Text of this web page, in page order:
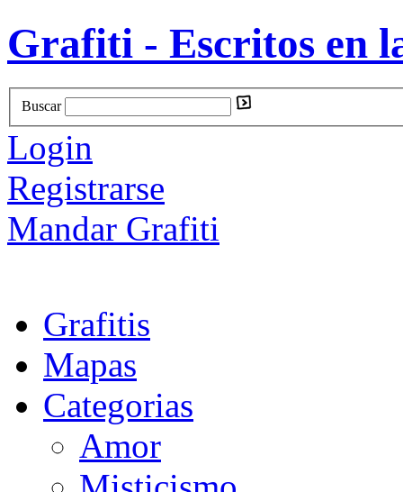
Grafiti - Escritos en
Buscar
Login
Registrarse
Mandar Grafiti
Grafitis
Mapas
Categorias
Amor